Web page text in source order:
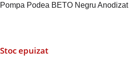
Pompa Podea BETO Negru Anodizat
Stoc epuizat